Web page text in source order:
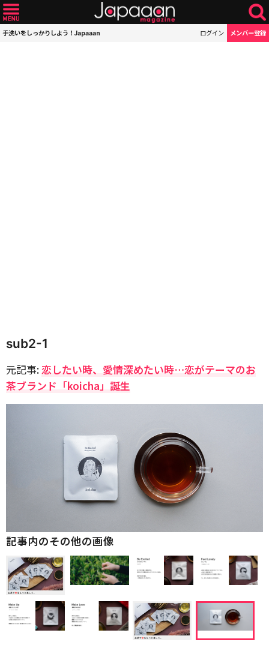
手洗いをしっかりしよう！Japaaan ログイン メンバー登録
sub2-1
元記事:恋したい時、愛情深めたい時…恋がテーマのお
茶ブランド「koicha」誕生
記事内のその他の画像